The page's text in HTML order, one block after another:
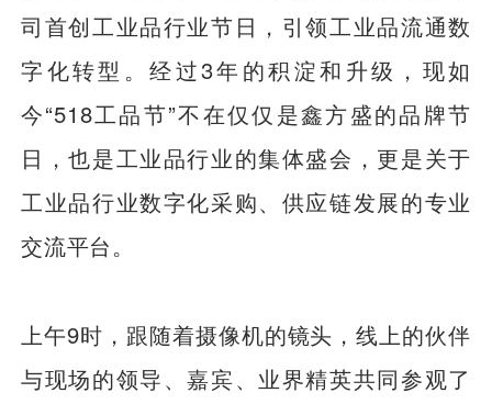
司首创工业品行业节日，引领工业品流通数
字化转型。经过3年的积淀和升级，现如
今“518工品节”不在仅仅是鑫方盛的品牌节
日，也是工业品行业的集体盛会，更是关于
工业品行业数字化采购、供应链发展的专业
交流平台。
上午9时，跟随着摄像机的镜头，线上的伙伴
与现场的领导、嘉宾、业界精英共同参观了